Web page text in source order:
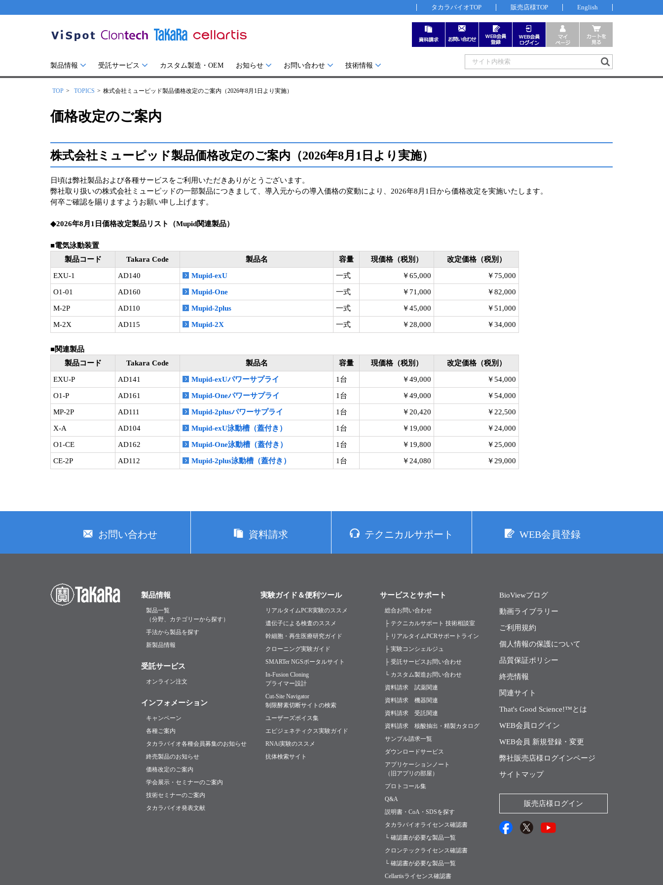
タカラバイオTOP 販売店様TOP English
製品情報 受託サービス カスタム製造・OEM お知らせ お問い合わせ 技術情報
TOP TOPICS 株式会社ミューピッド製品価格改定のご案内（2026年8月1日より実施）
価格改定のご案内
株式会社ミューピッド製品価格改定のご案内（2026年8月1日より実施）
日頃は弊社製品および各種サービスをご利用いただきありがとうございます。
弊社取り扱いの株式会社ミューピッドの一部製品につきまして、導入元からの導入価格の変動により、2026年8月1日から価格改定を実施いたします。
何卒ご確認を賜りますようお願い申し上げます。
◆2026年8月1日価格改定製品リスト（Mupid関連製品）
■電気泳動装置
製品コード
Takara Code 製品名 容量 現価格（税別） 改定価格（税別）
EXU-1 AD140 Mupid-exU 一式 ￥65,000 ￥75,000
O1-01 AD160 Mupid-One 一式 ￥71,000 ￥82,000
M-2P AD110 Mupid-2plus 一式 ￥45,000 ￥51,000
M-2X AD115 Mupid-2X 一式 ￥28,000 ￥34,000
■関連製品
製品コード
Takara Code 製品名 容量 現価格（税別） 改定価格（税別）
EXU-P AD141 Mupid-exUパワーサプライ 1台 ￥49,000 ￥54,000
O1-P AD161 Mupid-Oneパワーサプライ 1台 ￥49,000 ￥54,000
MP-2P AD111 Mupid-2plusパワーサプライ 1台 ￥20,420 ￥22,500
X-A AD104 Mupid-exU泳動槽（蓋付き） 1台 ￥19,000 ￥24,000
O1-CE AD162 Mupid-One泳動槽（蓋付き） 1台 ￥19,800 ￥25,000
CE-2P AD112 Mupid-2plus泳動槽（蓋付き） 1台 ￥24,080 ￥29,000
お問い合わせ 資料請求 テクニカルサポート WEB会員登録
製品情報
製品一覧
（分野、カテゴリーから探す）
手法から製品を探す
新製品情報
受託サービス
オンライン注文
インフォメーション
キャンペーン
各種ご案内
タカラバイオ各種会員募集のお知らせ
終売製品のお知らせ
価格改定のご案内
学会展示・セミナーのご案内
技術セミナーのご案内
タカラバイオ発表文献
実験ガイド＆便利ツール
リアルタイムPCR実験のススメ
遺伝子による検査のススメ
幹細胞・再生医療研究ガイド
クローニング実験ガイド
SMARTer NGSポータルサイト
In-Fusion Cloning
プライマー設計
Cut-Site Navigator
制限酵素切断サイトの検索
ユーザーズボイス集
エピジェネティクス実験ガイド
RNAi実験のススメ
抗体検索サイト
サービスとサポート
総合お問い合わせ
├ テクニカルサポート 技術相談室
├ リアルタイムPCRサポートライン
├ 実験コンシェルジュ
├ 受託サービスお問い合わせ
└ カスタム製造お問い合わせ
資料請求 試薬関連
資料請求 機器関連
資料請求 受託関連
資料請求 核酸抽出・精製カタログ
サンプル請求一覧
ダウンロードサービス
アプリケーションノート
（旧アプリの部屋）
プロトコール集
Q&A
説明書・CoA・SDSを探す
タカラバイオライセンス確認書
└ 確認書が必要な製品一覧
クロンテックライセンス確認書
└ 確認書が必要な製品一覧
Cellartisライセンス確認書
BioViewブログ
動画ライブラリー
ご利用規約
個人情報の保護について
品質保証ポリシー
終売情報
関連サイト
That's Good Science!™とは
WEB会員ログイン
WEB会員 新規登録・変更
弊社販売店様ログインページ
サイトマップ
販売店様ログイン